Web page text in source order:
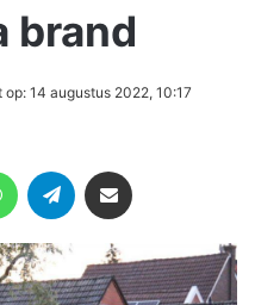
brand
op: 14 augustus 2022, 10:17